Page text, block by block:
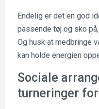
Endelig er det en god
passende tøj og sko
Og husk at medbringe
kan holde energien
Sociale
turneringer